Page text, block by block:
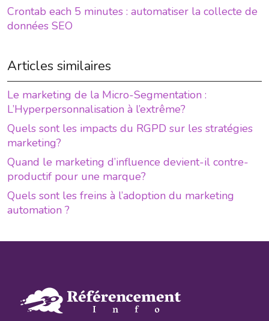
Crontab each 5 minutes : automatiser la collecte de
données SEO
Articles similaires
Le marketing de la Micro-Segmentation :
L’Hyperpersonnalisation à l’extrême?
Quels sont les impacts du RGPD sur les stratégies
marketing?
Quand le marketing d’influence devient-il contre-
productif pour une marque?
Quels sont les freins à l’adoption du marketing
automation ?